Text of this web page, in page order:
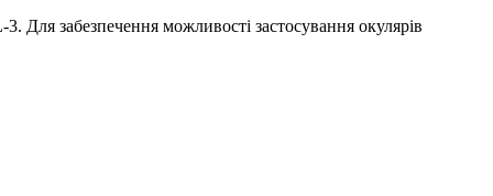
Для забезпечення можливості застосування окулярів